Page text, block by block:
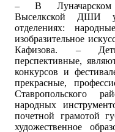
– В Луначарском
Выселкской ДШИ
отделениях:
изобразительное
Кафизова. –
перспективные,
конкурсов и
прекрасные,
Ставропольского
народных
почетной грамотой
художественное